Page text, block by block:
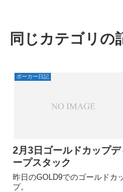
同じカテゴリの
ポーカー日記
2月3日ゴールドカップデ
ープスタック
昨日のGOLD9でのゴールドカ
プ。